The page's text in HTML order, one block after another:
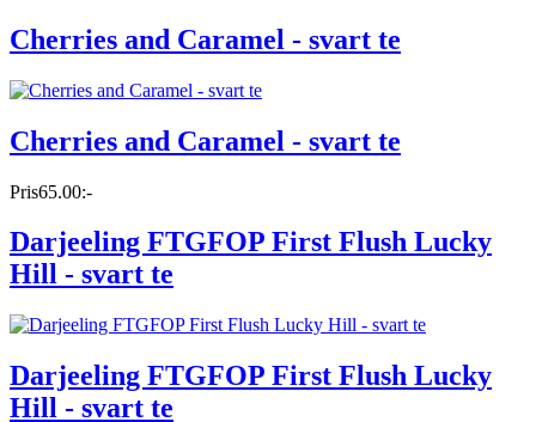
Cherries and Caramel - svart te
Cherries and Caramel - svart te
Pris65.00:-
Darjeeling FTGFOP First Flush Lucky
Hill - svart te
Darjeeling FTGFOP First Flush Lucky
Hill - svart te